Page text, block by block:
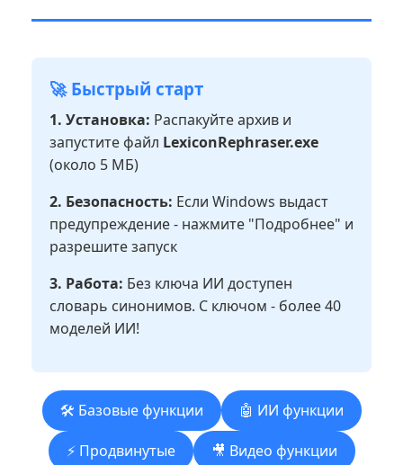
🚀 Быстрый старт
1. Установка: Распакуйте архив и
запустите файл LexiconRephraser.exe
(около 5 МБ)
2. Безопасность: Если Windows выдаст
предупреждение - нажмите "Подробнее" и
разрешите запуск
3. Работа: Без ключа ИИ доступен
словарь синонимов. С ключом - более 40
моделей ИИ!
🛠️ Базовые функции 🤖 ИИ функции
⚡ Продвинутые 🎥 Видео функции